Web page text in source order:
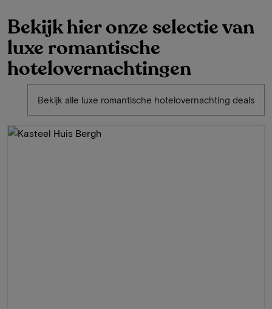
Bekijk hier onze selectie van
luxe romantische
hotelovernachtingen
Bekijk alle luxe romantische hotelovernachting deals